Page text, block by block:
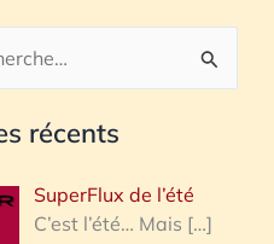
récents
SuperFlux de l’été
C’est l’été… Mais […]